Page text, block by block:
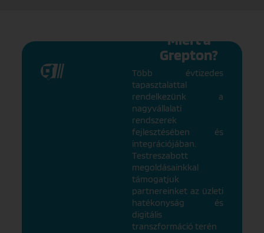
Miért a
Grepton?
Több évtizedes
tapasztalattal
rendelkezünk a
nagyvállalati
rendszerek
fejlesztésében és
integrációjában.
Testreszabott
megoldásainkkal
támogatjuk
partnereinket az üzleti
hatékonyság és
digitális
transzformáció terén